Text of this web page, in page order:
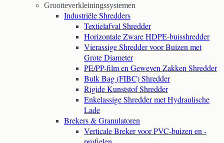
Grootteverkleiningssystemen
Industriële Shredders
Textielafval Shredder
Horizontale Zware HDPE-buisshredder
Vierassige Shredder voor Buizen met
Grote Diameter
PE/PP-film en Geweven Zakken Shredder
Bulk Bag (FIBC) Shredder
Rigide Kunststof Shredder
Enkelassige Shredder met Hydraulische
Lade
Brekers & Granulatoren
Verticale Breker voor PVC-buizen en -